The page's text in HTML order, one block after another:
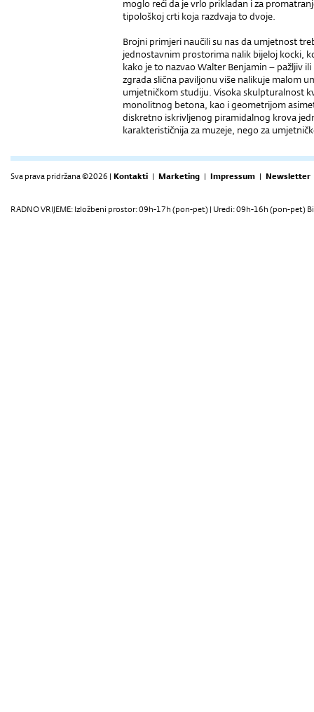
moglo reći da je vrlo prikladan i za
tipološkoj crti koja razdvaja to dvoje.
Brojni primjeri naučili su nas da umjetnost
jednostavnim prostorima nalik bijeloj kocki,
kako je to nazvao Walter Benjamin – pažljiv
zgrada slična paviljonu više nalikuje malom
umjetničkom studiju. Visoka skulpturalnost
monolitnog betona, kao i geometrijom
diskretno iskrivljenog piramidalnog krova
karakterističnija za muzeje, nego za
Sva prava pridržana ©2026 | Kontakti | Marketing | Impressum | Newsletter
RADNO VRIJEME: Izložbeni prostor: 09h-17h (pon-pet) | Uredi: 09h-16h (pon-pet)